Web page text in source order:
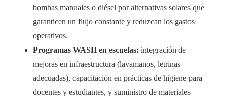
bombas manuales o diésel por alternativas solares que
garanticen un flujo constante y reduzcan los gastos
operativos.
Programas WASH en escuelas: integración de
mejoras en infraestructura (lavamanos, letrinas
adecuadas), capacitación en prácticas de higiene para
docentes y estudiantes, y suministro de materiales